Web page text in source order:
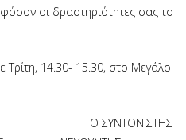
οι δραστηριότητες σας το
Τρίτη, 14.30- 15.30, στο Μεγάλο
ΣΥΝΤΟΝΙΣΤΗΣ